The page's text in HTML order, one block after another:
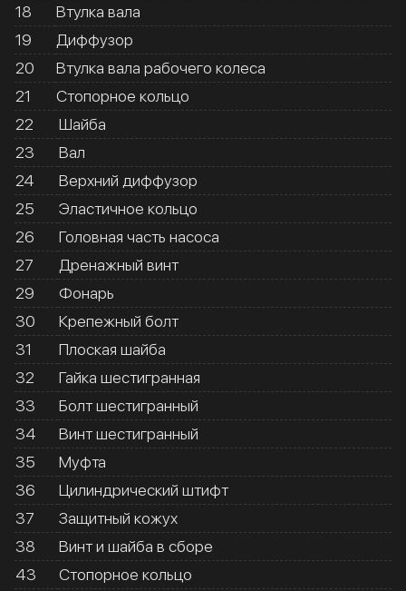
18
Втулка вала
19
Диффузор
20
Втулка вала рабочего колеса
21
Стопорное кольцо
22
Шайба
23
Вал
24
Верхний диффузор
25
Эластичное кольцо
26
Головная часть насоса
27
Дренажный винт
29
Фонарь
30
Крепежный болт
31
Плоская шайба
32
Гайка шестигранная
33
Болт шестигранный
34
Винт шестигранный
35
Муфта
36
Цилиндрический штифт
37
Защитный кожух
38
Винт и шайба в сборе
43
Стопорное кольцо